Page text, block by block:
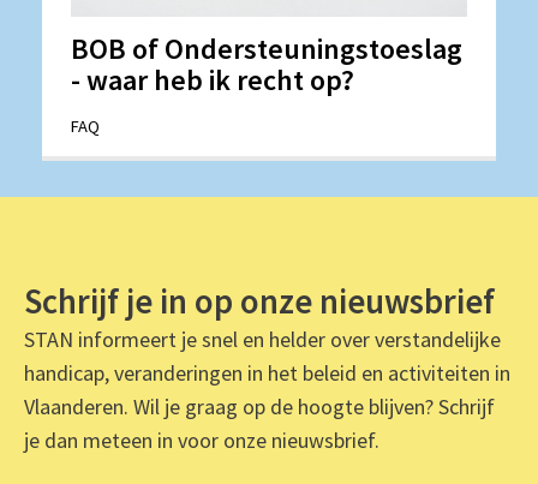
BOB of Ondersteuningstoeslag
- waar heb ik recht op?
FAQ
Schrijf je in op onze nieuwsbrief
STAN informeert je snel en helder over verstandelijke
handicap, veranderingen in het beleid en activiteiten in
Vlaanderen. Wil je graag op de hoogte blijven? Schrijf
je dan meteen in voor onze nieuwsbrief.